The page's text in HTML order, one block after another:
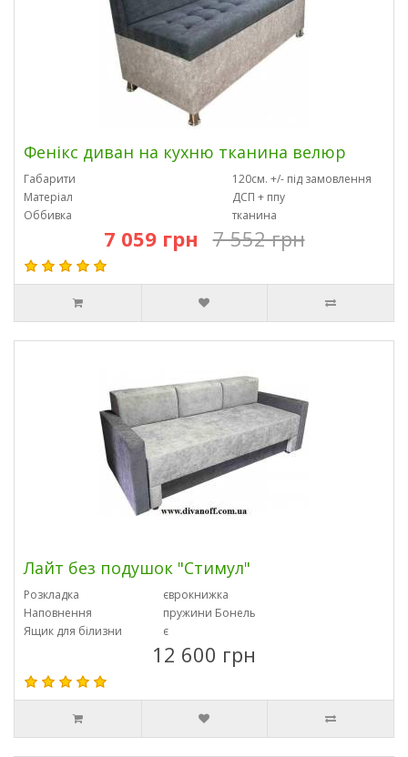
Фенікс диван на кухню тканина велюр
Габарити
120см. +/- під замовлення
Матеріал
ДСП + ппу
Оббивка
тканина
7 059 грн 7 552 грн
Лайт без подушок "Стимул"
Розкладка
єврокнижка
Наповнення
пружини Бонель
Ящик для білизни
є
12 600 грн